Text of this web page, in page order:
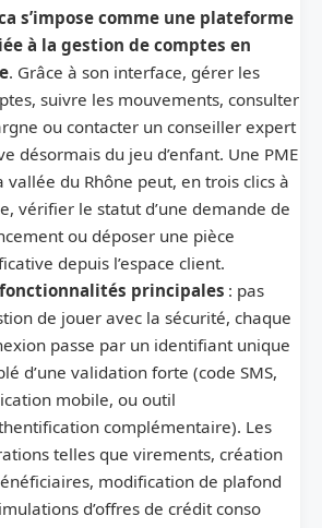
s’impose comme une plateforme
à la gestion de comptes en
. Grâce à son interface, gérer les
suivre les mouvements, consulter
ou contacter un conseiller expert
désormais du jeu d’enfant. Une PME
vallée du Rhône peut, en trois clics à
vérifier le statut d’une demande de
ou déposer une pièce
depuis l’espace client.
principales : pas
de jouer avec la sécurité, chaque
passe par un identifiant unique
d’une validation forte (code SMS,
mobile, ou outil
complémentaire). Les
telles que virements, création
modification de plafond
d’offres de crédit conso